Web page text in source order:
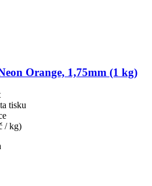
Orange, 1,75mm (1 kg)
tisku
/ kg)